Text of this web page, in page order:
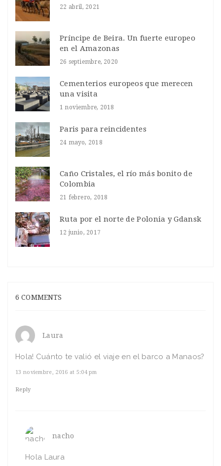
22 abril, 2021
Príncipe de Beira. Un fuerte europeo
en el Amazonas
26 septiembre, 2020
Cementerios europeos que merecen
una visita
1 noviembre, 2018
Paris para reincidentes
24 mayo, 2018
Caño Cristales, el río más bonito de
Colombia
21 febrero, 2018
Ruta por el norte de Polonia y Gdansk
12 junio, 2017
6 COMMENTS
Laura
Hola! Cuánto te valió el viaje en el barco a Manaos?
13 noviembre, 2016 at 5:04 pm
Reply
nacho
Hola Laura